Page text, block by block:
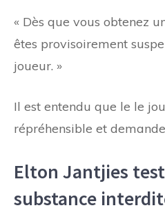
« Dès que vous obtenez
êtes provisoirement
joueur. »
Il est entendu que le le
répréhensible et
Elton Jantjies
substance